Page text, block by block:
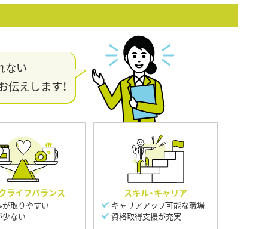
ない
伝えします！
ライフバランス
が取りやすい
ない
スキル・キャリア
キャリアアップ可能な職場
資格取得支援が充実